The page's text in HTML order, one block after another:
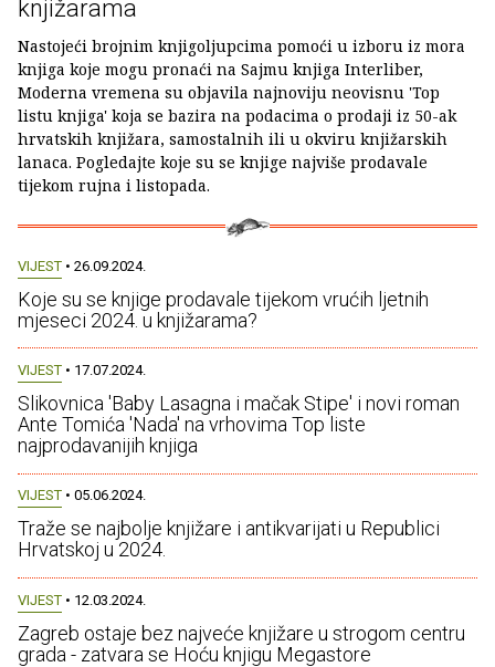
knjižarama
Nastojeći brojnim knjigoljupcima pomoći u izboru iz mora
knjiga koje mogu pronaći na Sajmu knjiga Interliber,
Moderna vremena su objavila najnoviju neovisnu 'Top
listu knjiga' koja se bazira na podacima o prodaji iz 50-ak
hrvatskih knjižara, samostalnih ili u okviru knjižarskih
lanaca. Pogledajte koje su se knjige najviše prodavale
tijekom rujna i listopada.
VIJEST • 26.09.2024.
Koje su se knjige prodavale tijekom vrućih ljetnih
mjeseci 2024. u knjižarama?
VIJEST • 17.07.2024.
Slikovnica 'Baby Lasagna i mačak Stipe' i novi roman
Ante Tomića 'Nada' na vrhovima Top liste
najprodavanijih knjiga
VIJEST • 05.06.2024.
Traže se najbolje knjižare i antikvarijati u Republici
Hrvatskoj u 2024.
VIJEST • 12.03.2024.
Zagreb ostaje bez najveće knjižare u strogom centru
grada - zatvara se Hoću knjigu Megastore